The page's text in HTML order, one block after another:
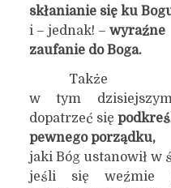
skłanianie się ku
i – jednak! – wyraźne
zaufanie do Boga.
Także
w tym
dopatrzeć się
pewnego porządku,
jaki Bóg ustanowił w
jeśli się weźmie